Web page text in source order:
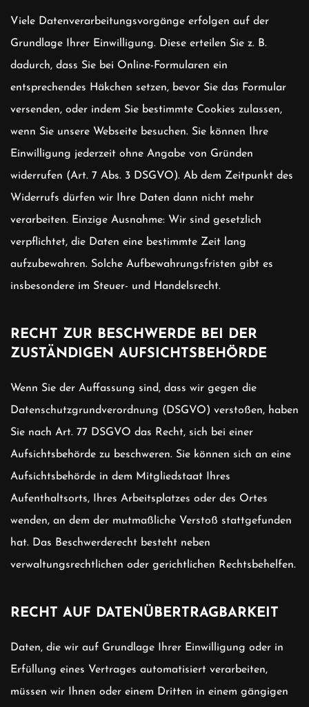
Viele Datenverarbeitungsvorgänge erfolgen auf der
Grundlage Ihrer Einwilligung. Diese erteilen Sie z. B.
dadurch, dass Sie bei Online-Formularen ein
entsprechendes Häkchen setzen, bevor Sie das Formular
versenden, oder indem Sie bestimmte Cookies zulassen,
wenn Sie unsere Webseite besuchen. Sie können Ihre
Einwilligung jederzeit ohne Angabe von Gründen
widerrufen (Art. 7 Abs. 3 DSGVO). Ab dem Zeitpunkt des
Widerrufs dürfen wir Ihre Daten dann nicht mehr
verarbeiten. Einzige Ausnahme: Wir sind gesetzlich
verpflichtet, die Daten eine bestimmte Zeit lang
aufzubewahren. Solche Aufbewahrungsfristen gibt es
insbesondere im Steuer- und Handelsrecht.
RECHT ZUR BESCHWERDE BEI DER
ZUSTÄNDIGEN AUFSICHTSBEHÖRDE
Wenn Sie der Auffassung sind, dass wir gegen die
Datenschutzgrundverordnung (DSGVO) verstoßen, haben
Sie nach Art. 77 DSGVO das Recht, sich bei einer
Aufsichtsbehörde zu beschweren. Sie können sich an eine
Aufsichtsbehörde in dem Mitgliedstaat Ihres
Aufenthaltsorts, Ihres Arbeitsplatzes oder des Ortes
wenden, an dem der mutmaßliche Verstoß stattgefunden
hat. Das Beschwerderecht besteht neben
verwaltungsrechtlichen oder gerichtlichen Rechtsbehelfen.
RECHT AUF DATENÜBERTRAGBARKEIT
Daten, die wir auf Grundlage Ihrer Einwilligung oder in
Erfüllung eines Vertrages automatisiert verarbeiten,
müssen wir Ihnen oder einem Dritten in einem gängigen